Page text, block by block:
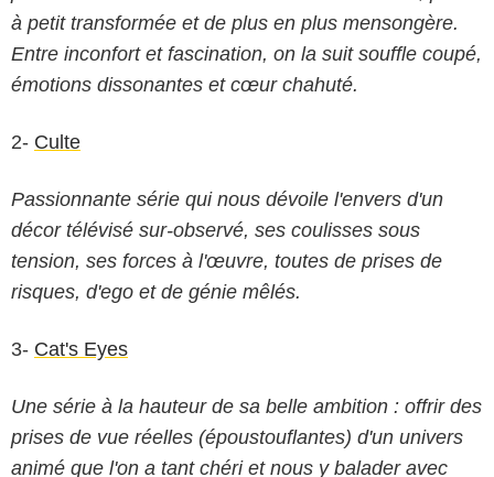
à petit transformée et de plus en plus mensongère.
Entre inconfort et fascination, on la suit souffle coupé,
émotions dissonantes et cœur chahuté.
2- Culte
Passionnante série qui nous dévoile l'envers d'un
décor télévisé sur-observé, ses coulisses sous
tension, ses forces à l'œuvre, toutes de prises de
risques, d'ego et de génie mêlés.
3- Cat's Eyes
Une série à la hauteur de sa belle ambition : offrir des
prises de vue réelles (époustouflantes) d'un univers
animé que l'on a tant chéri et nous y balader avec